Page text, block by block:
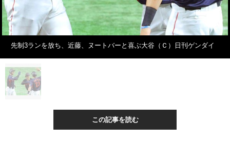
先制3ランを放ち、近藤、ヌートバーと喜ぶ大谷（Ｃ）日刊ゲンダイ
この記事を読む